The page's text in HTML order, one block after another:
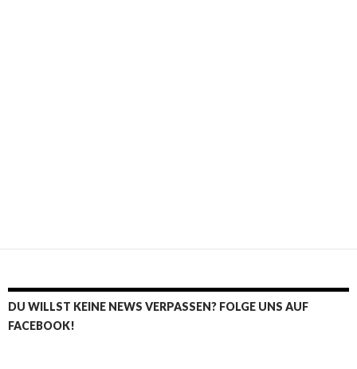
DU WILLST KEINE NEWS VERPASSEN? FOLGE UNS AUF
FACEBOOK!